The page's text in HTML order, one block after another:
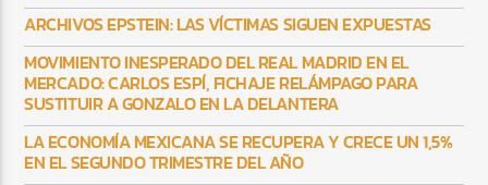
ARCHIVOS EPSTEIN: LAS VÍCTIMAS SIGUEN EXPUESTAS
MOVIMIENTO INESPERADO DEL REAL MADRID EN EL
MERCADO: CARLOS ESPÍ, FICHAJE RELÁMPAGO PARA
SUSTITUIR A GONZALO EN LA DELANTERA
LA ECONOMÍA MEXICANA SE RECUPERA Y CRECE UN 1,5%
EN EL SEGUNDO TRIMESTRE DEL AÑO